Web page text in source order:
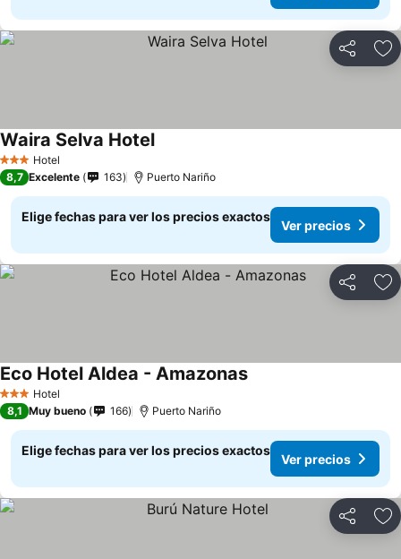
Compartir
3 Estrellas
Hotel
Waira Selva Hotel
8,7 Excelente 163 Puerto Nariño
Elige fechas para ver los precios exactos
Ver precios
Compartir
3 Estrellas
Hotel
Eco Hotel Aldea - Amazonas
8,1 Muy bueno 166 Puerto Nariño
Elige fechas para ver los precios exactos
Ver precios
Compartir